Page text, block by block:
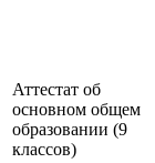
Аттестат об
основном общем
образовании (9
классов)